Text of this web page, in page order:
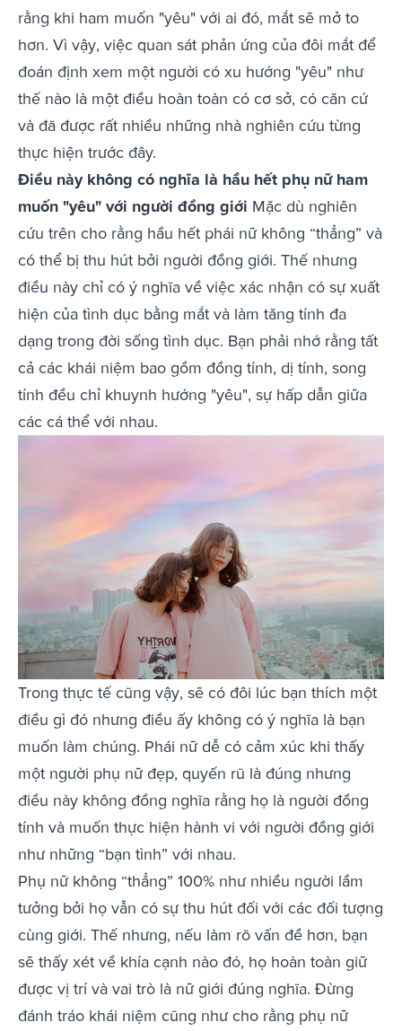
rằng khi ham muốn "yêu" với ai đó, mắt sẽ mở to
hơn. Vì vậy, việc quan sát phản ứng của đôi mắt để
đoán định xem một người có xu hướng "yêu" như
thế nào là một điều hoàn toàn có cơ sở, có căn cứ
và đã được rất nhiều những nhà nghiên cứu từng
thực hiện trước đây.
Điều này không có nghĩa là hầu hết phụ nữ ham
muốn "yêu" với người đồng giới Mặc dù nghiên
cứu trên cho rằng hầu hết phái nữ không “thẳng” và
có thể bị thu hút bởi người đồng giới. Thế nhưng
điều này chỉ có ý nghĩa về việc xác nhận có sự xuất
hiện của tình dục bằng mắt và làm tăng tính đa
dạng trong đời sống tình dục. Bạn phải nhớ rằng tất
cả các khái niệm bao gồm đồng tính, dị tính, song
tính đều chỉ khuynh hướng "yêu", sự hấp dẫn giữa
các cá thể với nhau.
Trong thực tế cũng vậy, sẽ có đôi lúc bạn thích một
điều gì đó nhưng điều ấy không có ý nghĩa là bạn
muốn làm chúng. Phái nữ dễ có cảm xúc khi thấy
một người phụ nữ đẹp, quyến rũ là đúng nhưng
điều này không đồng nghĩa rằng họ là người đồng
tính và muốn thực hiện hành vi với người đồng giới
như những “bạn tình” với nhau.
Phụ nữ không “thẳng” 100% như nhiều người lầm
tưởng bởi họ vẫn có sự thu hút đối với các đối tượng
cùng giới. Thế nhưng, nếu làm rõ vấn đề hơn, bạn
sẽ thấy xét về khía cạnh nào đó, họ hoàn toàn giữ
được vị trí và vai trò là nữ giới đúng nghĩa. Đừng
đánh tráo khái niệm cũng như cho rằng phụ nữ